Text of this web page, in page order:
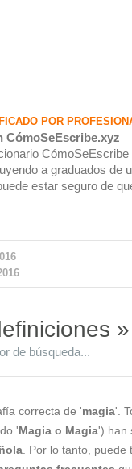
POR
CómoSeEscribe.xyz
a graduados de
estar seguro de
»
de búsqueda...
correcta de 'magia'.
'Magia o Magia') han
. Por lo tanto,